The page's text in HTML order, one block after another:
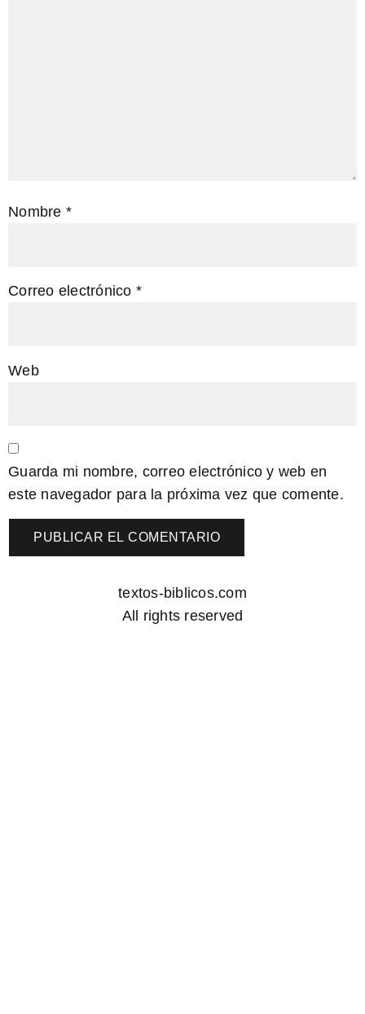
Nombre *
Correo electrónico *
Web
Guarda mi nombre, correo electrónico y web en
este navegador para la próxima vez que comente.
textos-biblicos.com
All rights reserved